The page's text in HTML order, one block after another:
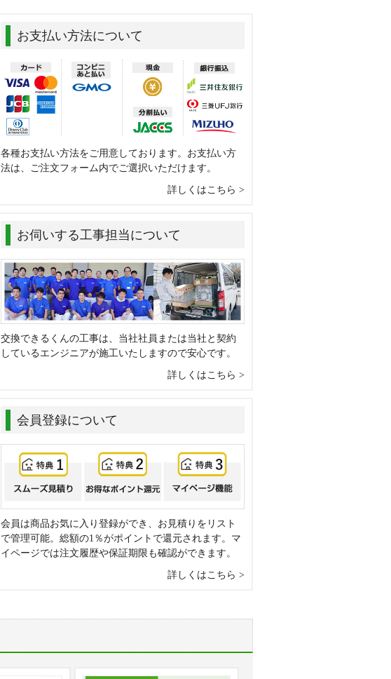
お支払い方法について
各種お支払い方法をご用意しております。お支払い方
法は、ご注文フォーム内でご選択いただけます。
詳しくはこちら
お伺いする工事担当について
交換できるくんの工事は、当社社員または当社と契約
しているエンジニアが施工いたしますので安心です。
詳しくはこちら
会員登録について
会員は商品お気に入り登録ができ、お見積りをリスト
で管理可能。総額の1％がポイントで還元されます。マ
イページでは注文履歴や保証期限も確認ができます。
詳しくはこちら